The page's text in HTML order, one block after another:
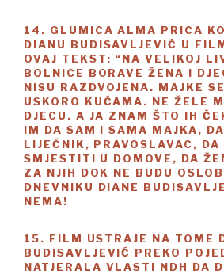
14. GLUMICA ALMA PRICA
DIANU BUDISAVLJEVIĆ U
OVAJ TEKST: “NA VELIKOJ
BOLNICE BORAVE ŽENA I
NISU RAZDVOJENA. MAJKE
USKORO KUĆAMA. NE ŽELE
DJECU. A JA ZNAM ŠTO IH
IM DA SAM I SAMA MAJKA,
LIJEČNIK, PRAVOSLAVAC, DA
SMJESTITI U DOMOVE, DA
ZA NJIH DOK NE BUDU
DNEVNIKU DIANE
NEMA!
15. FILM USTRAJE NA TOME
BUDISAVLJEVIĆ PREKO
NATJERALA VLASTI NDH DA